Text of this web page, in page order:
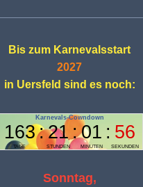
Bis zum Karnevalsstart
2027
in Uersfeld sind es noch:
Sonntag,